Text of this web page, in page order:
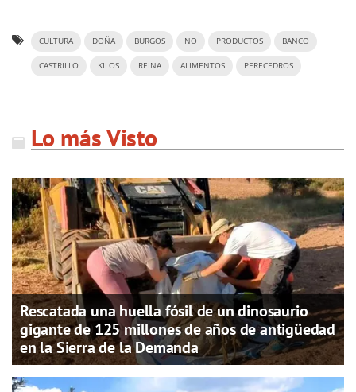
CULTURA DOÑA BURGOS NO PRODUCTOS BANCO
CASTRILLO KILOS REINA ALIMENTOS PERECEDROS
Lo más Visto
Rescatada una huella fósil de un dinosaurio
gigante de 125 millones de años de antigüedad
en la Sierra de la Demanda